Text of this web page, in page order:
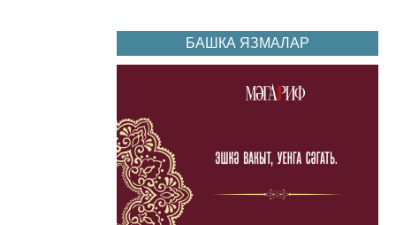
БАШКА ЯЗМАЛАР